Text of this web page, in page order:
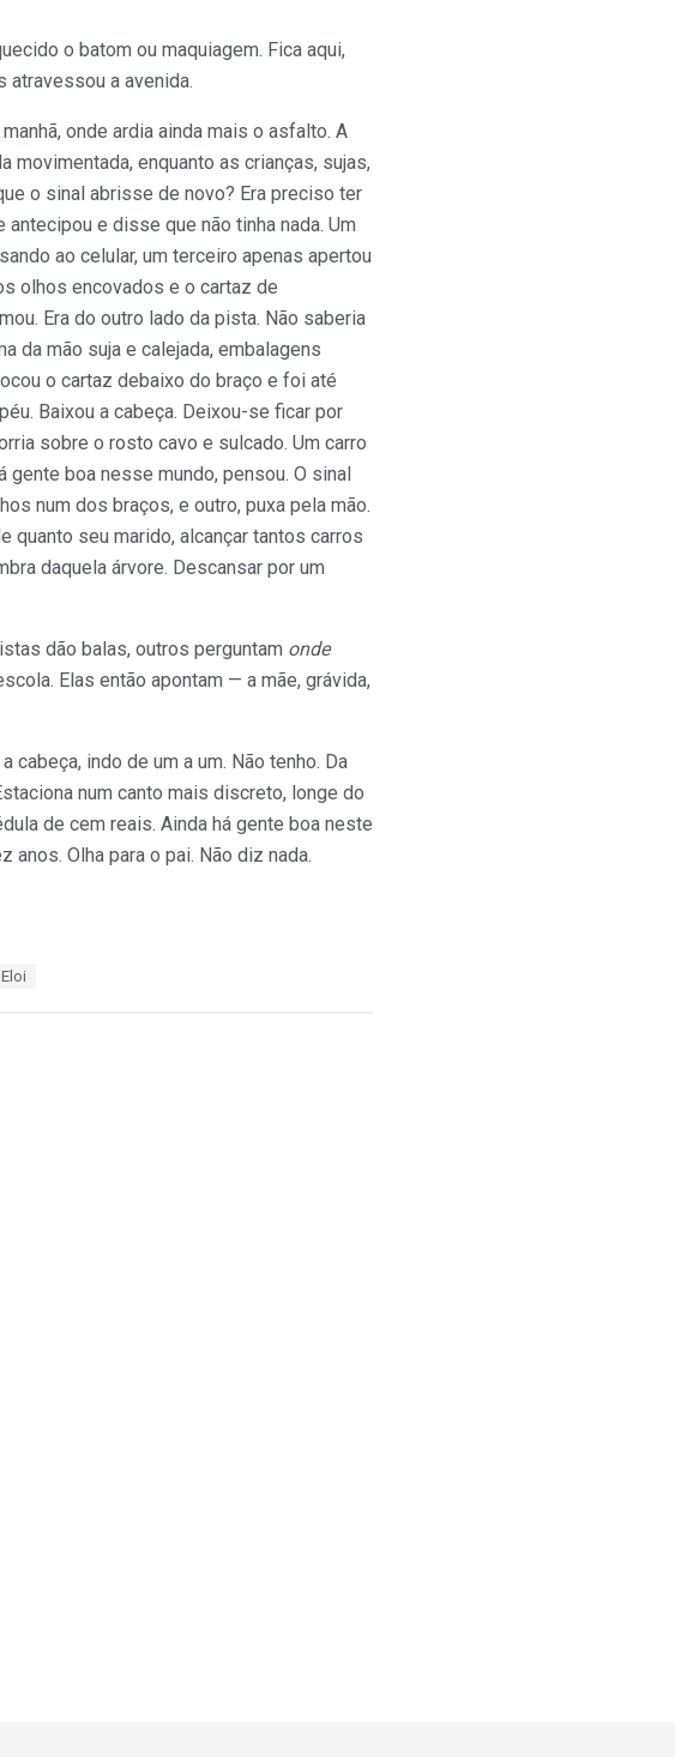
o batom ou maquiagem. Fica aqui,
atravessou a avenida.
onde ardia ainda mais o asfalto. A
movimentada, enquanto as crianças, sujas,
o sinal abrisse de novo? Era preciso ter
e disse que não tinha nada. Um
ao celular, um terceiro apenas apertou
olhos encovados e o cartaz de
Era do outro lado da pista. Não saberia
da mão suja e calejada, embalagens
o cartaz debaixo do braço e foi até
Baixou a cabeça. Deixou-se ficar por
sobre o rosto cavo e sulcado. Um carro
gente boa nesse mundo, pensou. O sinal
num dos braços, e outro, puxa pela mão.
quanto seu marido, alcançar tantos carros
daquela árvore. Descansar por um
dão balas, outros perguntam onde
Elas então apontam — a mãe, grávida,
indo de um a um. Não tenho. Da
num canto mais discreto, longe do
de cem reais. Ainda há gente boa neste
anos. Olha para o pai. Não diz nada.